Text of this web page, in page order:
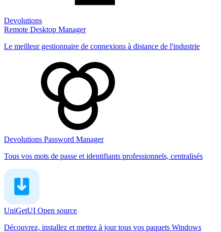
Devolutions
Remote Desktop Manager
Le meilleur gestionnaire de connexions à distance de l'industrie
Devolutions Password Manager
Tous vos mots de passe et identifiants professionnels, centralisés
UniGetUI Open source
Découvrez, installez et mettez à jour tous vos paquets Windows